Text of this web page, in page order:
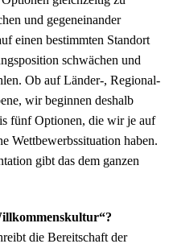
und gegeneinander
einen bestimmten Standort
schwächen und
Ob auf Länder-, Regional-
wir beginnen deshalb
fünf Optionen, die wir je auf
Wettbewerbssituation haben.
gibt das dem ganzen
die Bereitschaft der